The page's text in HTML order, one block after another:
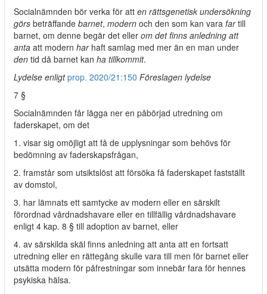
Socialnämnden bör verka för att en rättsgenetisk undersökning
görs beträffande barnet, modern och den som kan vara fartill
barnet, om denne begär det eller om det finns anledning att
anta att modern har haft samlag med mer än en man under
den tid då barnet kan ha tillkommit.
Lydelse enligtprop. 2020/21:150 Föreslagen lydelse
7 §
Socialnämnden får lägga ner en påbörjad utredning om
faderskapet, om det
1. visar sig omöjligt att få de upplysningar som behövs för
bedömning av faderskapsfrågan,
2. framstår som utsiktslöst att försöka få faderskapet fastställt
av domstol,
3. har lämnats ett samtycke av modern eller en särskilt
förordnad vårdnadshavare eller en tillfällig vårdnadshavare
enligt 4 kap. 8 § till adoption av barnet, eller
4. av särskilda skäl finns anledning att anta att en fortsatt
utredning eller en rättegång skulle vara till men för barnet eller
utsätta modern för påfrestningar som innebär fara för hennes
psykiska hälsa.